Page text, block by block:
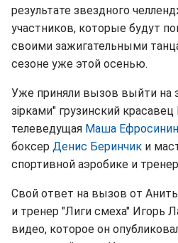
результате звездного
участников, которые будут
своими зажигательными
сезоне уже этой осенью.
Уже приняли вызов выйти на
зірками" грузинский
телеведущая Маша
боксер Денис Беринчик и
спортивной аэробике и тренер
Свой ответ на вызов от
и тренер "Лиги смеха" Игорь
видео, которое он